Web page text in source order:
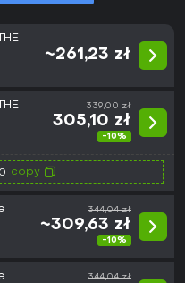
~261,23 zł
339,00 zł
305,10 zł
-10%
copy
344,04 zł
~309,63 zł
-10%
344,04 zł